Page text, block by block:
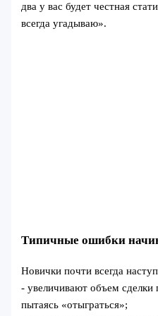
два у вас будет честная
всегда угадываю».
Типичные ошибки
Новички почти всегда
- увеличивают объем сделки
пытаясь «отыграться»;